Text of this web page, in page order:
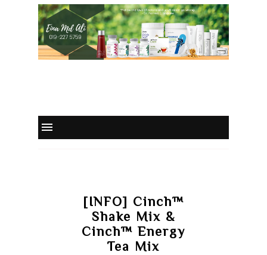
[INFO] Cinch™
Shake Mix &
Cinch™ Energy
Tea Mix